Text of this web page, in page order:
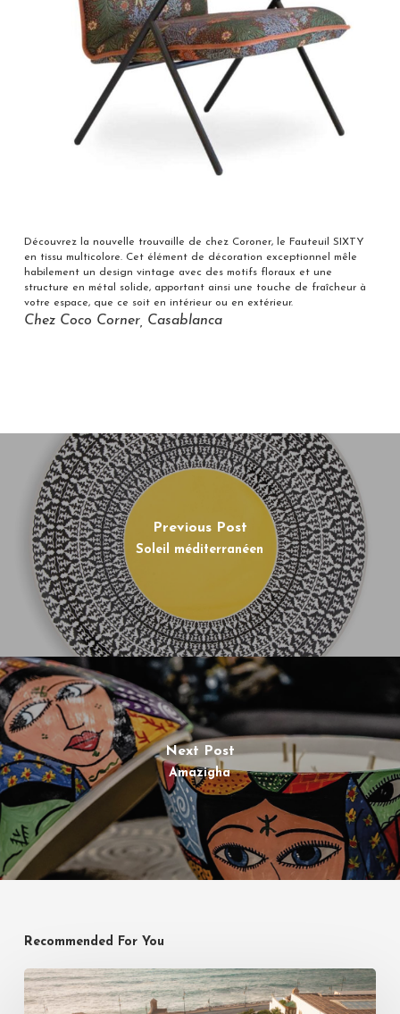
Découvrez la nouvelle trouvaille de chez Coroner, le Fauteuil SIXTY
en tissu multicolore. Cet élément de décoration exceptionnel mêle
habilement un design vintage avec des motifs floraux et une
structure en métal solide, apportant ainsi une touche de fraîcheur à
votre espace, que ce soit en intérieur ou en extérieur.
Chez Coco Corner, Casablanca
Previous Post
Soleil méditerranéen
Next Post
Amazigha
Recommended For You